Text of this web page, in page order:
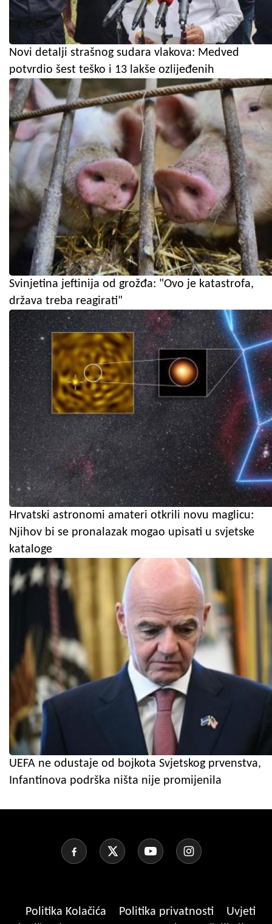
Novi detalji strašnog sudara vlakova: Medved
potvrdio šest teško i 13 lakše ozlijeđenih
Svinjetina jeftinija od grožđa: "Ovo je katastrofa,
država treba reagirati"
Hrvatski astronomi amateri otkrili novu maglicu:
Njihov bi se pronalazak mogao upisati u svjetske
kataloge
UEFA ne odustaje od bojkota Svjetskog prvenstva,
Infantinova podrška ništa nije promijenila
Politika Kolačića Politika privatnosti
Uvjeti